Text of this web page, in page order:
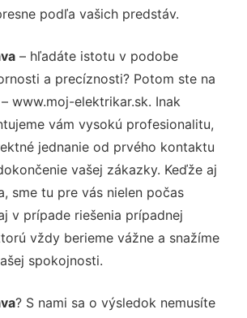
podľa vašich predstáv.
– hľadáte istotu v podobe
a precíznosti? Potom ste na
www.moj-elektrikar.sk. Inak
vám vysokú profesionalitu,
jednanie od prvého kontaktu
vašej zákazky. Keďže aj
sme tu pre vás nielen počas
v prípade riešenia prípadnej
vždy berieme vážne a snažíme
spokojnosti.
? S nami sa o výsledok nemusíte